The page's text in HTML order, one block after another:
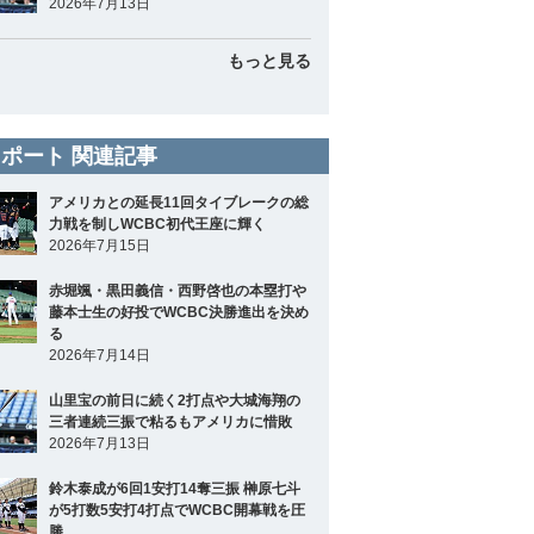
2026年7月13日
もっと見る
ート 関連記事
アメリカとの延長11回タイブレークの総
力戦を制しWCBC初代王座に輝く
2026年7月15日
赤堀颯・黒田義信・西野啓也の本塁打や
藤本士生の好投でWCBC決勝進出を決め
る
2026年7月14日
山里宝の前日に続く2打点や大城海翔の
三者連続三振で粘るもアメリカに惜敗
2026年7月13日
鈴木泰成が6回1安打14奪三振 榊原七斗
が5打数5安打4打点でWCBC開幕戦を圧